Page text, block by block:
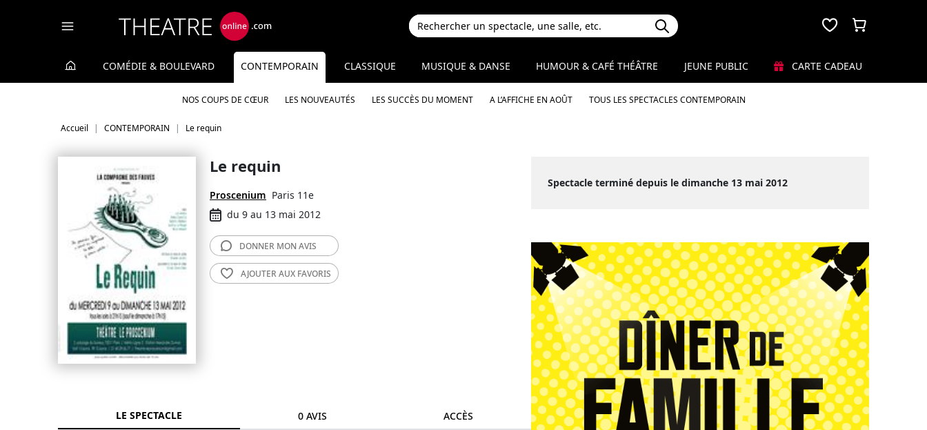
COMÉDIE & BOULEVARD CONTEMPORAIN
NOS COUPS DE CŒUR LES NOUVEAUTÉS LES SUCCÈS DU MOMENT A L’AFFICHE EN AOÛT TOUS LES SPECTACLES CONTEMPORAIN
CLASSIQUE MUSIQUE & DANSE HUMOUR & CAFÉ THÉÂTRE JEUNE PUBLIC CARTE CADEAU
Accueil CONTEMPORAIN Le requin
Le requin
Proscenium Paris 11e
du 9 au 13 mai 2012
DONNER MON AVIS
AJOUTER AUX FAVORIS
LE SPECTACLE 0 AVIS ACCÈS
Spectacle terminé depuis le dimanche 13 mai 2012